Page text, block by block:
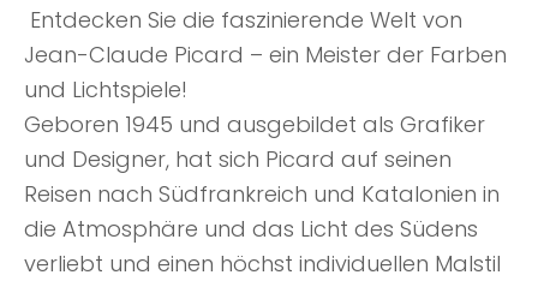
Entdecken Sie die faszinierende Welt von
Jean-Claude Picard – ein Meister der Farben
und Lichtspiele!
Geboren 1945 und ausgebildet als Grafiker
und Designer, hat sich Picard auf seinen
Reisen nach Südfrankreich und Katalonien in
die Atmosphäre und das Licht des Südens
verliebt und einen höchst individuellen Malstil